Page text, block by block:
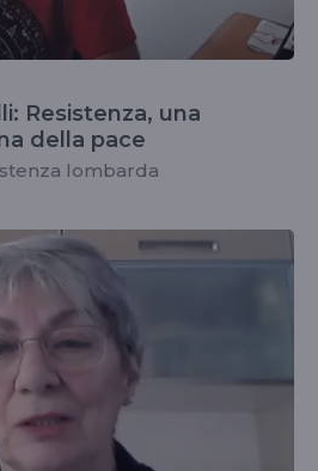
Resistenza, una
della pace
lombarda